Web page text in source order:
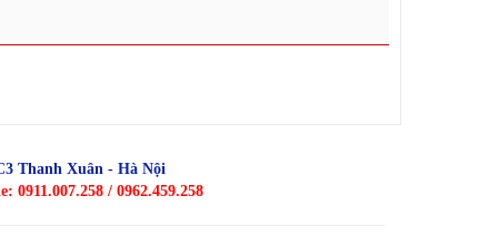
Thanh Xuân - Hà Nội
0911.007.258 / 0962.459.258